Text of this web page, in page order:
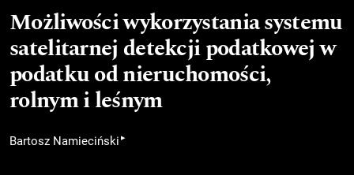
Możliwości wykorzystania systemu
satelitarnej detekcji podatkowej w
podatku od nieruchomości,
rolnym i leśnym
Bartosz Namieciński ▸